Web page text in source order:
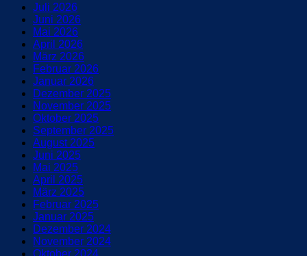
Juli 2026
Juni 2026
Mai 2026
April 2026
März 2026
Februar 2026
Januar 2026
Dezember 2025
November 2025
Oktober 2025
September 2025
August 2025
Juni 2025
Mai 2025
April 2025
März 2025
Februar 2025
Januar 2025
Dezember 2024
November 2024
Oktober 2024